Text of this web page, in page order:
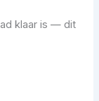
klaar is — dit